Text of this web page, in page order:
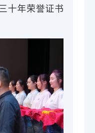
十年荣誉证书